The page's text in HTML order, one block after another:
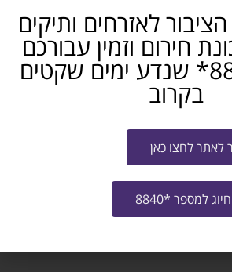
מישהו שמתאים? שתפו...
טלגרם ווטסאפ
שלח קו"ח למשרה
צרו איתי קשר
לאזרחים ותיקים
חירום וזמין עבורכם
במספר 8840* שנדע ימים שקטים
בקרוב
לאתר לחצו כאן
חיוג למספר *8840